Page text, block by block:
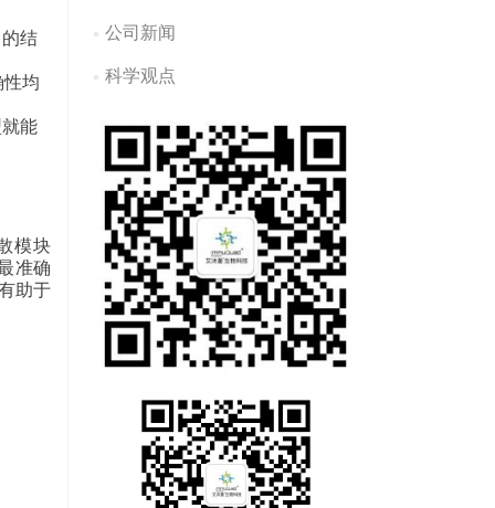
结
均
能
模块
准确
助于
公司新闻
科学观点